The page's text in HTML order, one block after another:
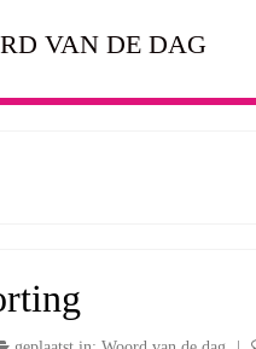
VAN DE DAG